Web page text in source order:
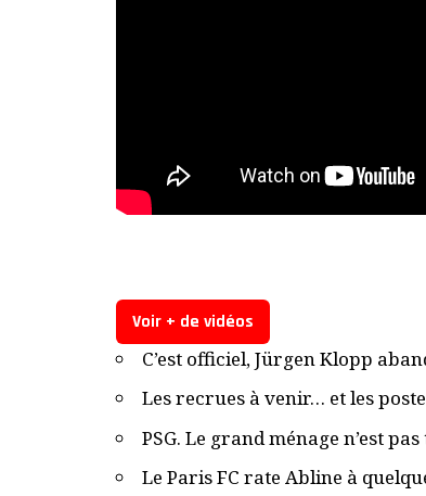
Voir + de vidéos
C’est officiel, Jürgen Klopp
Les recrues à venir… et les
PSG. Le grand ménage n’est
Le Paris FC rate Abline à